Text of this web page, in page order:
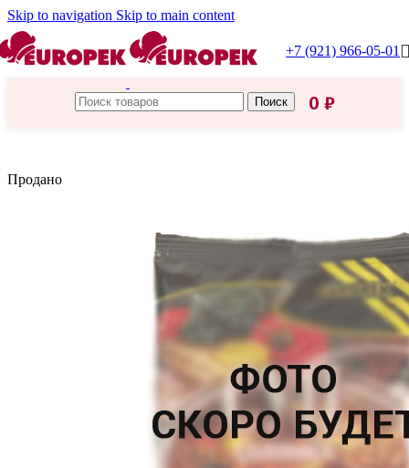
Skip to navigation Skip to main content
+7 (921) 966-05-01
Поиск 0 ₽
Продано